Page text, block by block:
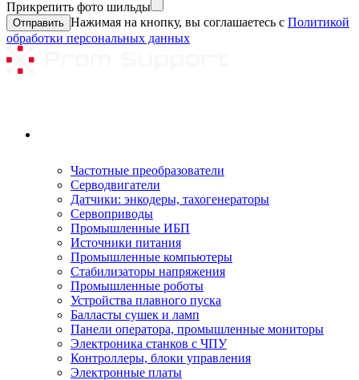
Прикрепить фото шильды
Нажимая на кнопку, вы соглашаетесь с Политикой
обработки персональных данных
Частотные преобразователи
Серводвигатели
Датчики: энкодеры, тахогенераторы
Сервоприводы
Промышленные ИБП
Источники питания
Промышленные компьютеры
Стабилизаторы напряжения
Промышленные роботы
Устройства плавного пуска
Балласты сушек и ламп
Панели оператора, промышленные мониторы
Электроника станков с ЧПУ
Контроллеры, блоки управления
Электронные платы